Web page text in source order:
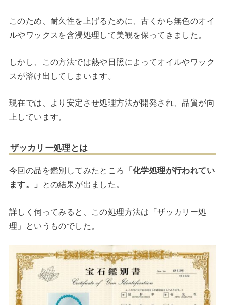
このため、耐久性を上げるために、古くから無色のオイ
ルやワックスを含浸処理して美観を保ってきました。
しかし、この方法では熱や日照によってオイルやワック
スが溶け出してしまいます。
現在では、より安定させ処理方法が開発され、品質が向
上しています。
ザッカリー処理とは
今回の品を鑑別してみたところ 「化学処理が行われてい
ます。」 との結果が出ました。
詳しく伺ってみると、この処理方法は「ザッカリー処
理」というものでした。